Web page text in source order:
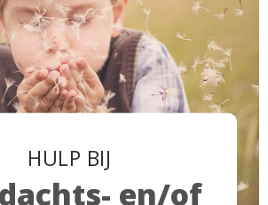
HULP BIJ
en/of